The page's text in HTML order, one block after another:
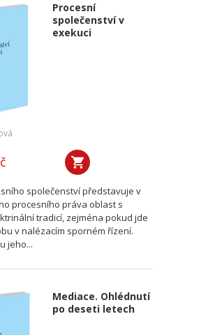
Procesní
společenství v
exekuci
společenství představuje v
procesního práva oblast s
tradicí, zejména pokud jde
v nalézacím sporném řízení.
jeho...
Mediace. Ohlédnutí
po deseti letech